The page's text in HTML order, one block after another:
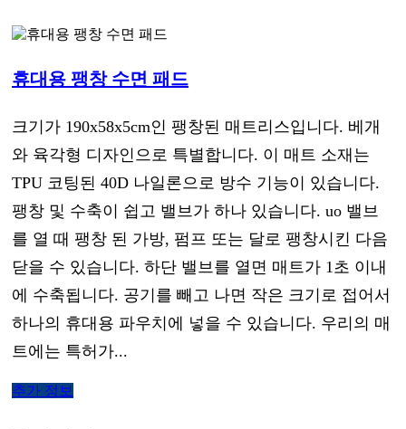
휴대용 팽창 수면 패드
크기가 190x58x5cm인 팽창된 매트리스입니다. 베개
와 육각형 디자인으로 특별합니다. 이 매트 소재는
TPU 코팅된 40D 나일론으로 방수 기능이 있습니다.
팽창 및 수축이 쉽고 밸브가 하나 있습니다. uo 밸브
를 열 때 팽창 된 가방, 펌프 또는 달로 팽창시킨 다음
닫을 수 있습니다. 하단 밸브를 열면 매트가 1초 이내
에 수축됩니다. 공기를 빼고 나면 작은 크기로 접어서
하나의 휴대용 파우치에 넣을 수 있습니다. 우리의 매
트에는 특허가...
추가 정보